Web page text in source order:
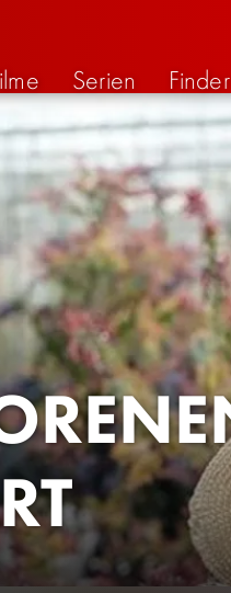
Serien Finder